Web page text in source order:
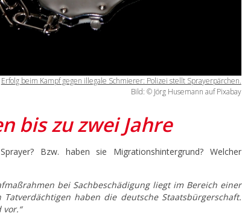
Erfolg beim Kampf gegen illegale Schmierer: Polizei stellt Sprayerpärchen.
Bild: © Jörg Husemann auf Pixabay
bis zu zwei Jahre
Bzw. haben sie Migrationshintergrund? Welcher
bei Sachbeschädigung liegt im Bereich einer
haben die deutsche Staatsbürgerschaft.